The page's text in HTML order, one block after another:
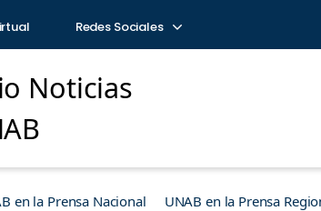
Redes Sociales
Noticias
en la Prensa Nacional UNAB en la Prensa